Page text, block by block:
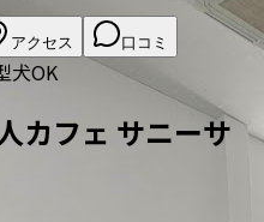
アクセス 口コミ
犬OK
カフェ サニーサ